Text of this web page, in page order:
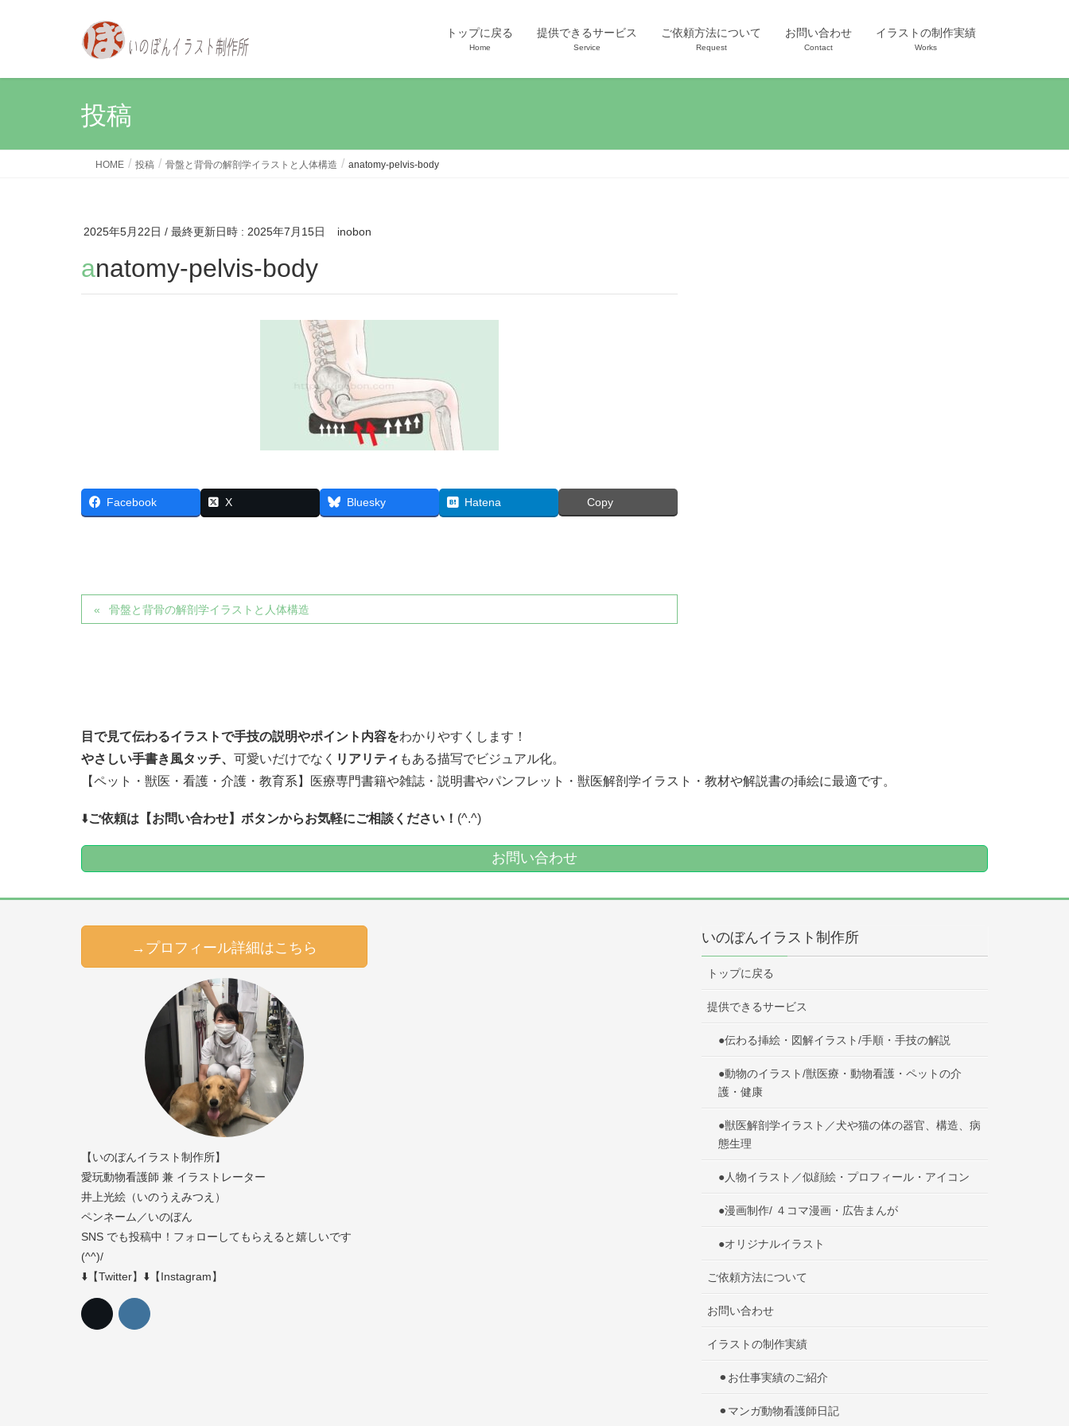
トップに戻る
Home
提供できるサービス
Service
ご依頼方法について
Request
お問い合わせ
Contact
イラストの制作実績
Works
投稿
HOME 投稿 骨盤と背骨の解剖学イラストと人体構造 anatomy-pelvis-body
2025年5月22日 / 最終更新日時 : 2025年7月15日 inobon
anatomy-pelvis-body
Facebook X Bluesky Hatena Copy
骨盤と背骨の解剖学イラストと人体構造
目で見て伝わるイラストで手技の説明やポイント内容をわかりやすくします！
やさしい手書き風タッチ、 可愛いだけでなく リアリティ もある描写でビジュアル化。
【ペット・獣医・看護・介護・教育系】医療専門書籍や雑誌・説明書やパンフレット・獣医解剖学イラスト・教材や解説書の挿絵に最適です。
⬇️ご依頼は【お問い合わせ】ボタンからお気軽にご相談ください！ (^.^)
お問い合わせ
→プロフィール詳細はこちら
【いのぼんイラスト制作所】
愛玩動物看護師 兼 イラストレーター
井上光絵（いのうえみつえ）
ペンネーム／いのぼん
SNS でも投稿中！フォローしてもらえると嬉しいです
(^^)/
⬇️【Twitter】⬇️【Instagram】
いのぼんイラスト制作所
トップに戻る
提供できるサービス
●伝わる挿絵・図解イラスト/手順・手技の解説
●動物のイラスト/獣医療・動物看護・ペットの介
護・健康
●獣医解剖学イラスト／犬や猫の体の器官、構造、病
態生理
●人物イラスト／似顔絵・プロフィール・アイコン
●漫画制作/ ４コマ漫画・広告まんが
●オリジナルイラスト
ご依頼方法について
お問い合わせ
イラストの制作実績
⚫︎お仕事実績のご紹介
⚫︎マンガ動物看護師日記